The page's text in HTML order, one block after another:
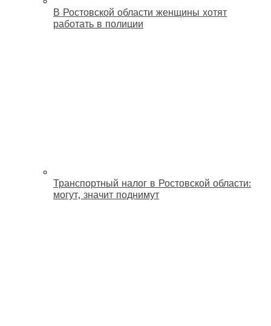
В Ростовской области женщины хотят
работать в полиции
Транспортный налог в Ростовской области:
могут, значит поднимут